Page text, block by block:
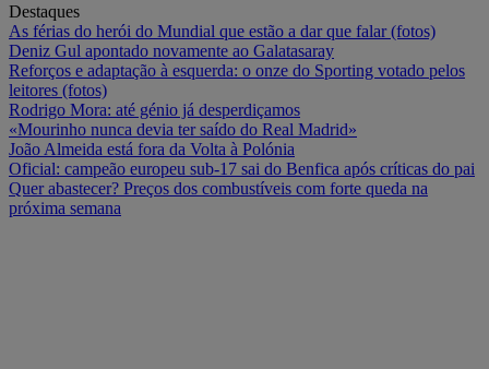
Destaques
As férias do herói do Mundial que estão a dar que falar (fotos)
Deniz Gul apontado novamente ao Galatasaray
Reforços e adaptação à esquerda: o onze do Sporting votado pelos
leitores (fotos)
Rodrigo Mora: até génio já desperdiçamos
«Mourinho nunca devia ter saído do Real Madrid»
João Almeida está fora da Volta à Polónia
Oficial: campeão europeu sub-17 sai do Benfica após críticas do pai
Quer abastecer? Preços dos combustíveis com forte queda na
próxima semana